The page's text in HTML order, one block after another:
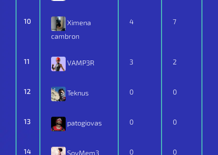
10
Ximena
cambron
4 7
11 VAMP3R 3 2
12 Teknus 0 0
13 patogiovas 0 0
14 SoyMem3 0 0